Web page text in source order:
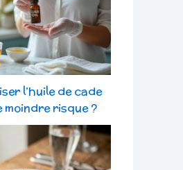
l’huile de cade
risque ?